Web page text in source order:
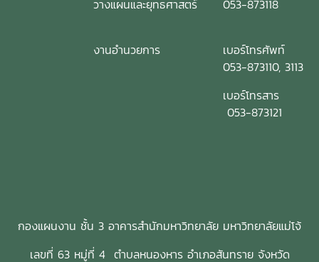
วางแผนและยุทธศาสตร์
053-873118
งานอำนวยการ
เบอร์โทรศัพท์
053-873110, 3113
เบอร์โทรสาร
053-873121
กองแผนงาน ชั้น 3 อาคารสำนักมหาวิทยาลัย มหาวิทยาลัยแม่โจ้
เลขที่ 63 หมู่ที่ 4 ตำบลหนองหาร อำเภอสันทราย จังหวัด